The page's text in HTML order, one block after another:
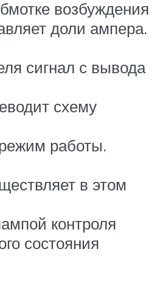
возбуждения
доли ампера.
сигнал с вывода
схему
работы.
в этом
контроля
состояния